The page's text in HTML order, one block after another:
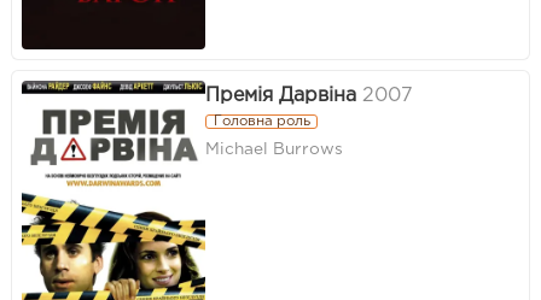
Премія Дарвіна 2007
Головна роль
Michael Burrows